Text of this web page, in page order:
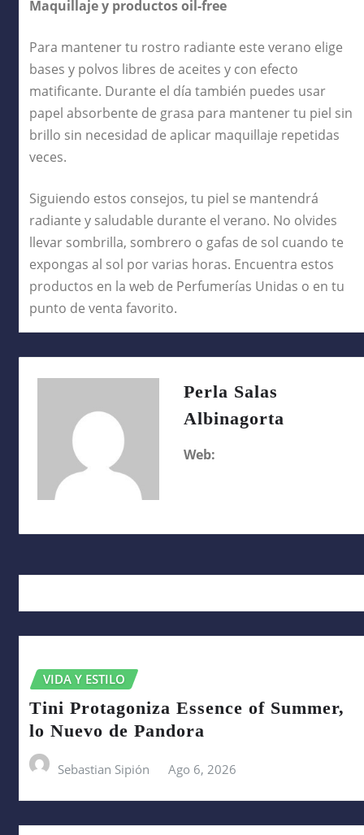
Maquillaje y productos oil-free
Para mantener tu rostro radiante este verano elige
bases y polvos libres de aceites y con efecto
matificante. Durante el día también puedes usar
papel absorbente de grasa para mantener tu piel sin
brillo sin necesidad de aplicar maquillaje repetidas
veces.
Siguiendo estos consejos, tu piel se mantendrá
radiante y saludable durante el verano. No olvides
llevar sombrilla, sombrero o gafas de sol cuando te
expongas al sol por varias horas. Encuentra estos
productos en la web de Perfumerías Unidas o en tu
punto de venta favorito.
Perla Salas
Albinagorta
Web:
VIDA Y ESTILO
Tini Protagoniza Essence of Summer,
lo Nuevo de Pandora
Sebastian Sipión Ago 6, 2026